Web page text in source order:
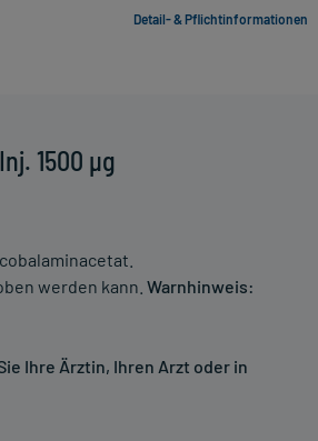
1500 µg
werden kann. Warnhinweis:
Ihre Ärztin, Ihren Arzt oder in
Detail- & Pflichtinformationen